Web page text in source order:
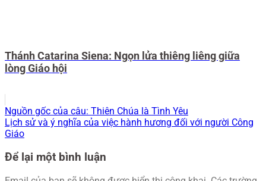
Thánh Catarina Siena: Ngọn lửa thiêng liêng giữa
lòng Giáo hội
Nguồn gốc của câu: Thiên Chúa là Tình Yêu
Lịch sử và ý nghĩa của việc hành hương đối với người Công
Giáo
Để lại một bình luận